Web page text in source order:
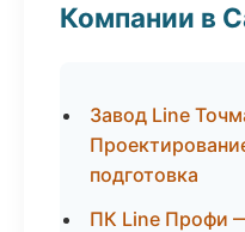
Компании в
Завод Line
подготовка
ПК Line Профи